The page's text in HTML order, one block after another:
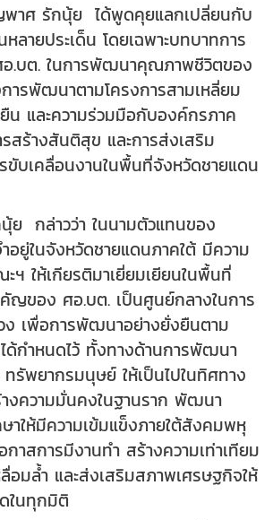
พาศ รักนุ้ย ได้พูดคุยแลกเปลี่ยนกับ
ลายประเด็น โดยเฉพาะบทบาทการ
อ.บต. ในการพัฒนาคุณภาพชีวิตของ
ารพัฒนาตามโครงการสามเหลี่ยม
และความร่วมมือกับองค์กรภาค
สร้างสันติสุข และการส่งเสริม
ขับเคลื่อนงานในพื้นที่จังหวัดชายแดน
กล่าวว่า ในนามตัวแทนของ
อยู่ในจังหวัดชายแดนภาคใต้ มีความ
ฯ ให้เกียรติมาเยี่ยมเยียนในพื้นที่
ญของ ศอ.บต. เป็นศูนย์กลางในการ
ง เพื่อการพัฒนาอย่างยั่งยืนตาม
ด้กำหนดไว้ ทั้งทางด้านการพัฒนา
รัพยากรมนุษย์ ให้เป็นไปในทิศทาง
งความมั่นคงในฐานราก พัฒนา
าให้มีความเข้มแข็งภายใต้สังคมพหุ
าสการมีงานทำ สร้างความเท่าเทียม
อมล้ำ และส่งเสริมสภาพเศรษฐกิจให้
ในทุกมิติ